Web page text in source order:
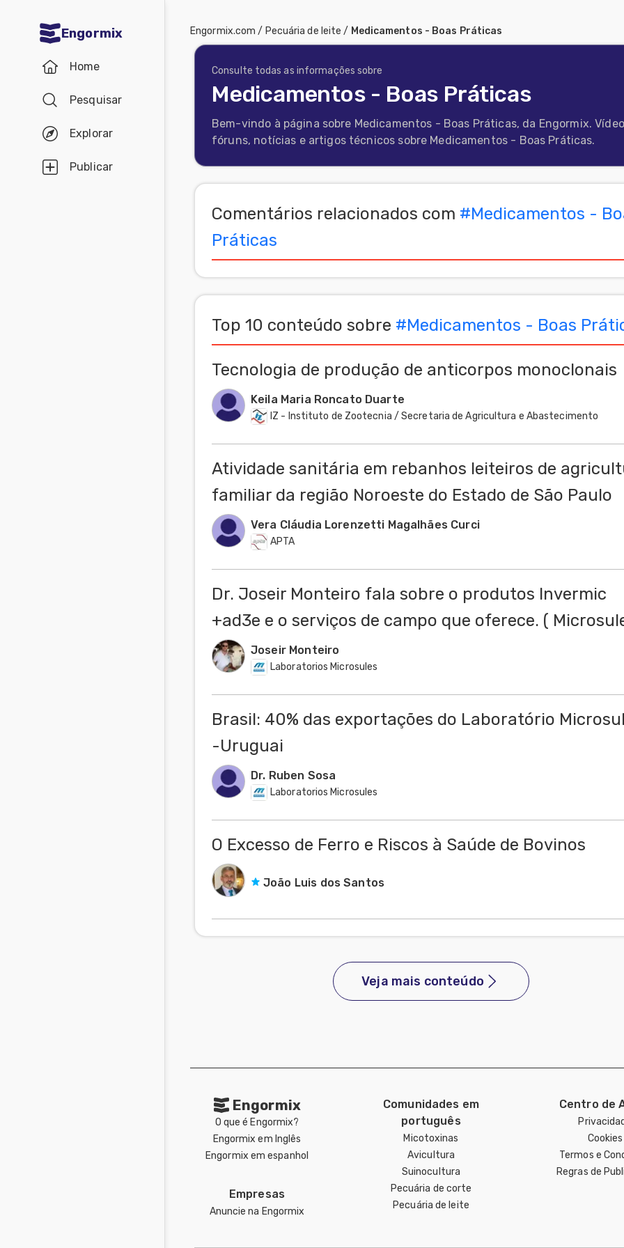
Engormix
Home
Pesquisar
Explorar
Publicar
Micotoxinas
Suinocultura
Engormix.com / Pecuária de leite / Medicamentos - Boas Práticas
Consulte todas as informações sobre
Medicamentos - Boas Práticas
Bem-vindo à página sobre Medicamentos - Boas Práticas, da Engormix.
fóruns, notícias e artigos técnicos sobre Medicamentos - Boas Práticas.
Comentários relacionados com #Medicamentos -
Práticas
Top 10 conteúdo sobre #Medicamentos - Boas
Tecnologia de produção de anticorpos monoclonais
Keila Maria Roncato Duarte
IZ - Instituto de Zootecnia / Secretaria de Agricultura e Abastecimento
Atividade sanitária em rebanhos leiteiros de
familiar da região Noroeste do Estado de São Paulo
Vera Cláudia Lorenzetti Magalhães Curci
APTA
Dr. Joseir Monteiro fala sobre o produtos Invermic
+ad3e e o serviços de campo que oferece. (
Joseir Monteiro
Laboratorios Microsules
Brasil: 40% das exportações do Laboratório
-Uruguai
Dr. Ruben Sosa
Laboratorios Microsules
O Excesso de Ferro e Riscos à Saúde de Bovinos
João Luis dos Santos
Veja mais conteúdo
Engormix
O que é Engormix?
Engormix em Inglês
Engormix em espanhol
Empresas
Anuncie na Engormix
Comunidades em
português
Micotoxinas
Avicultura
Suinocultura
Pecuária de corte
Pecuária de leite
Centro de
Cookies
Termos e
Regras de